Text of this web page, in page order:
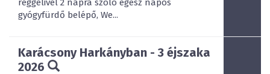
reggelivel 2 napra szóló egész napos
gyógyfürdő belépő, We...
Karácsony Harkányban - 3 éjszaka
2026